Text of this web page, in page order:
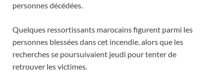
personnes décédées.
Quelques ressortissants marocains figurent parmi les
personnes blessées dans cet incendie, alors que les
recherches se poursuivaient jeudi pour tenter de
retrouver les victimes.